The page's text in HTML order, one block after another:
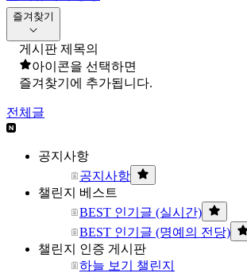
즐겨찾기
게시판 제목의
아이콘을 선택하면
즐겨찾기에 추가됩니다.
전체글
공지사항
공지사항
챌린지 베스트
BEST 인기글 (실시간)
BEST 인기글 (명예의 전당)
챌린지 인증 게시판
하늘 보기 챌린지